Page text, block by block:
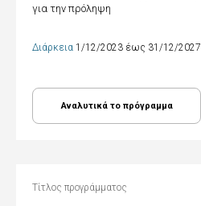
για την πρόληψη
Διάρκεια 1/12/2023 έως 31/12/2027
Αναλυτικά το πρόγραμμα
Τίτλος προγράμματος